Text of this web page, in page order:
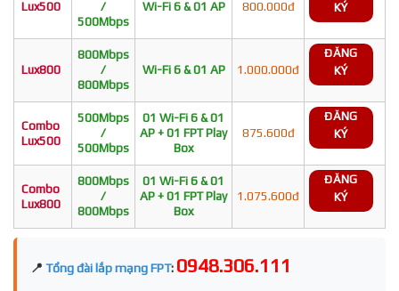
Lux500
/
500Mbps
Wi-Fi 6 & 01 AP 800.000đ KÝ
Lux800
800Mbps
/
800Mbps
Wi-Fi 6 & 01 AP 1.000.000đ
ĐĂNG
KÝ
Combo
Lux500
500Mbps
/
500Mbps
01 Wi-Fi 6 & 01
AP + 01 FPT Play
Box
875.600đ
ĐĂNG
KÝ
Combo
Lux800
800Mbps
/
800Mbps
01 Wi-Fi 6 & 01
AP + 01 FPT Play
Box
1.075.600đ
ĐĂNG
KÝ
📍 Tổng đài lắp mạng FPT: 0948.306.111